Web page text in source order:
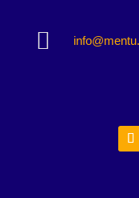
